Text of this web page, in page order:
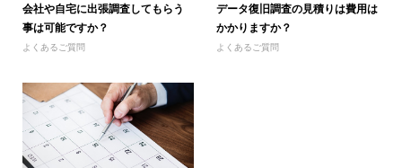
会社や自宅に出張調査してもらう
事は可能ですか？
よくあるご質問
データ復旧調査の見積りは費用は
かかりますか？
よくあるご質問